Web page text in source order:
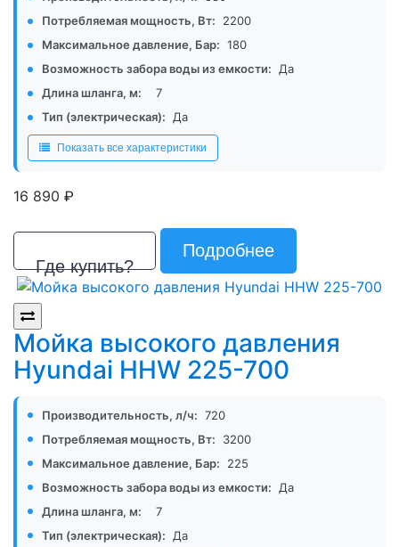
Потребляемая мощность, Вт:
2200
Максимальное давление, Бар: 180
Возможность забора воды из емкости:
Да
Длина шланга, м:
7
Тип (электрическая):
Да
Показать все характеристики
16 890 р.
Где купить?
Подробнее
Мойка высокого давления
Hyundai HHW 225-700
Производительность, л/ч: 720
Потребляемая мощность, Вт:
3200
Максимальное давление, Бар:
225
Возможность забора воды из емкости:
Да
Длина шланга, м:
7
Тип (электрическая):
Да